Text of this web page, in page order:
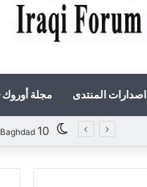
اصدارات المنتدى مجلة أوروك
Baghdad 10